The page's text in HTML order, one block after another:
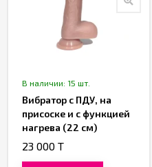
В наличии: 15 шт.
Вибратор с ПДУ, на
присоске и с функцией
нагрева (22 см)
23 000 T